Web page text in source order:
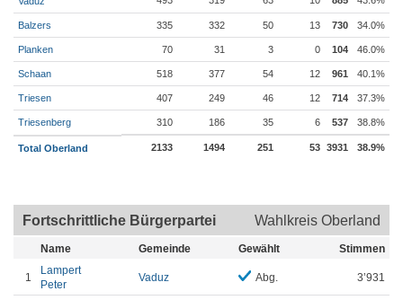
Balzers 335 332 50 13 730 34.0%
Planken 70 31 3 0 104 46.0%
Schaan 518 377 54 12 961 40.1%
Triesen 407 249 46 12 714 37.3%
Triesenberg 310 186 35 6 537 38.8%
Total Oberland 2133 1494 251 53 3931 38.9%
Fortschrittliche Bürgerpartei Wahlkreis Oberland
Name Gemeinde Gewählt Stimmen
1
Lampert
Peter
Vaduz Abg. 3’931